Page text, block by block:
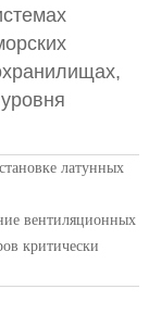
латунных
вентиляционных
критически